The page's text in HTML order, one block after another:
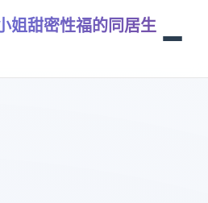
姐甜密性福的同居生